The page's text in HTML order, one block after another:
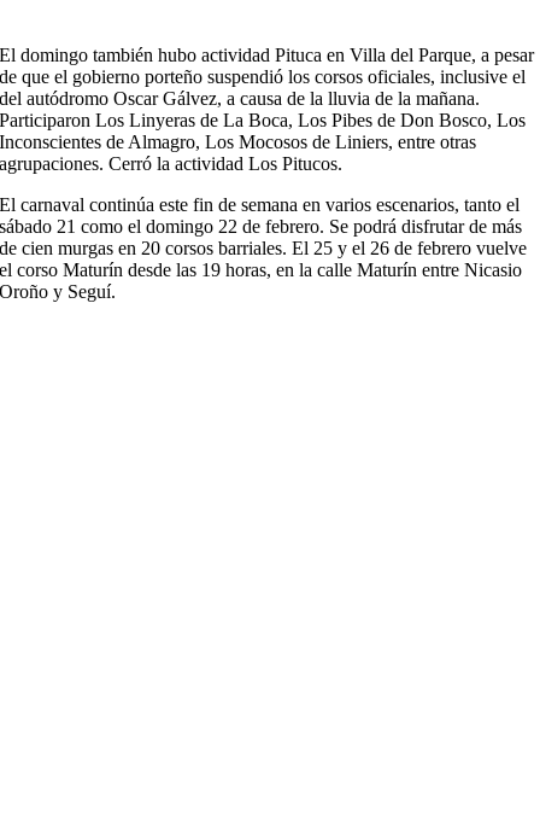
El domingo también hubo actividad Pituca en Villa del Parque, a pesar
de que el gobierno porteño suspendió los corsos oficiales, inclusive el
del autódromo Oscar Gálvez, a causa de la lluvia de la mañana.
Participaron Los Linyeras de La Boca, Los Pibes de Don Bosco, Los
Inconscientes de Almagro, Los Mocosos de Liniers, entre otras
agrupaciones. Cerró la actividad Los Pitucos.
El carnaval continúa este fin de semana en varios escenarios, tanto el
sábado 21 como el domingo 22 de febrero. Se podrá disfrutar de más
de cien murgas en 20 corsos barriales. El 25 y el 26 de febrero vuelve
el corso Maturín desde las 19 horas, en la calle Maturín entre Nicasio
Oroño y Seguí.